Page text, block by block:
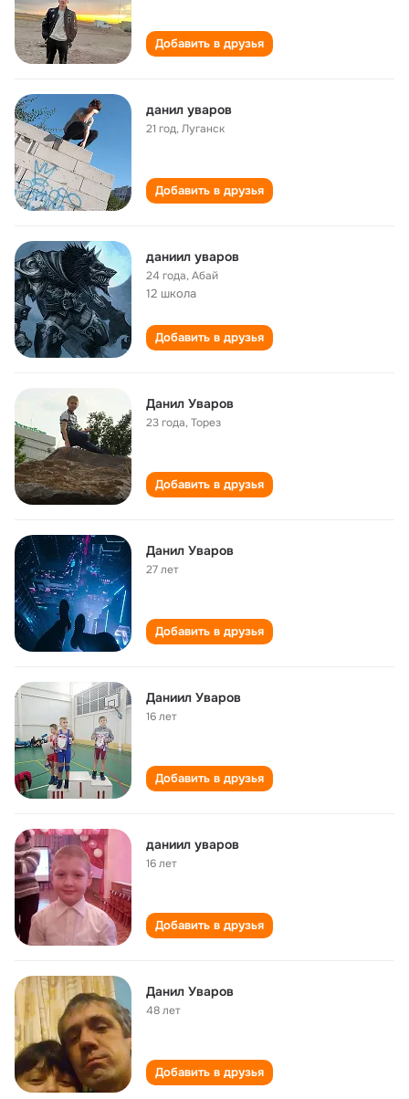
Добавить в друзья
данил уваров
21 год,Луганск
Добавить в друзья
даниил уваров
24 года,Абай
12 школа
Добавить в друзья
Данил Уваров
23 года,Торез
Добавить в друзья
Данил Уваров
27 лет
Добавить в друзья
Даниил Уваров
16 лет
Добавить в друзья
даниил уваров
16 лет
Добавить в друзья
Данил Уваров
48 лет
Добавить в друзья